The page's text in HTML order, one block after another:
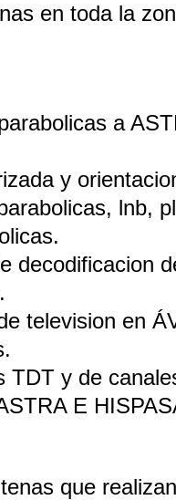
en toda la
a
y
lnb,
decodificacion
television en
TDT y de
E
que